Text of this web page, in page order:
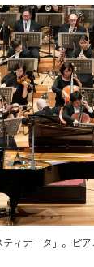
ティナータ」。ピ